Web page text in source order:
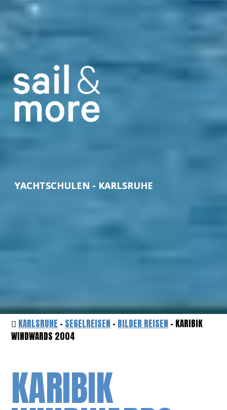
YACHTSCHULEN - KARLSRUHE
KARLSRUHE - SEGELREISEN - BILDER REISEN - KARIBIK
WINDWARDS 2004
KARIBIK